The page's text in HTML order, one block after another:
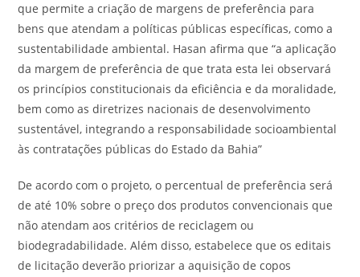
que permite a criação de margens de preferência para
bens que atendam a políticas públicas específicas, como a
sustentabilidade ambiental. Hasan afirma que “a aplicação
da margem de preferência de que trata esta lei observará
os princípios constitucionais da eficiência e da moralidade,
bem como as diretrizes nacionais de desenvolvimento
sustentável, integrando a responsabilidade socioambiental
às contratações públicas do Estado da Bahia”
De acordo com o projeto, o percentual de preferência será
de até 10% sobre o preço dos produtos convencionais que
não atendam aos critérios de reciclagem ou
biodegradabilidade. Além disso, estabelece que os editais
de licitação deverão priorizar a aquisição de copos